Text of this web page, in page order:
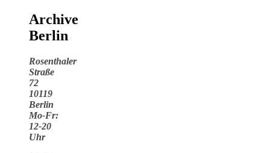
Archive
Berlin
Rosenthaler
Straße
72
10119
Berlin
Mo-Fr:
12-20
Uhr